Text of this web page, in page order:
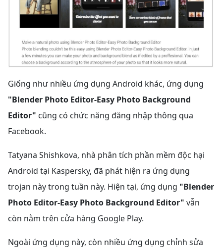
Giống như nhiều ứng dụng Android khác, ứng dụng
"Blender Photo Editor-Easy Photo Background
Editor" cũng có chức năng đăng nhập thông qua
Facebook.
Tatyana Shishkova, nhà phân tích phần mềm độc hại
Android tại Kaspersky, đã phát hiện ra ứng dụng
trojan này trong tuần này. Hiện tại, ứng dụng "Blender
Photo Editor-Easy Photo Background Editor" vẫn
còn nằm trên cửa hàng Google Play.
Ngoài ứng dụng này, còn nhiều ứng dụng chỉnh sửa